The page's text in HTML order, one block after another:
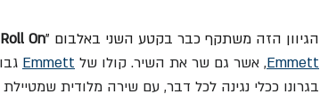
הגיוון הזה משתקף כבר בקטע השני באלבום "On
Emmett, אשר גם שר את השיר. קולו של Emmett
בגרונו ככלי נגינה לכל דבר, עם שירה מלודית